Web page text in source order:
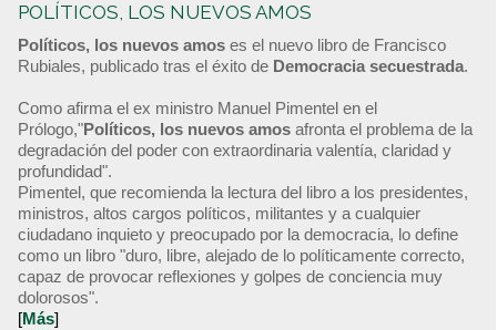
POLÍTICOS, LOS NUEVOS AMOS
Políticos, los nuevos amos es el nuevo libro de Francisco
Rubiales, publicado tras el éxito de Democracia secuestrada.
Como afirma el ex ministro Manuel Pimentel en el
Prólogo,"Políticos, los nuevos amos afronta el problema de la
degradación del poder con extraordinaria valentía, claridad y
profundidad".
Pimentel, que recomienda la lectura del libro a los presidentes,
ministros, altos cargos políticos, militantes y a cualquier
ciudadano inquieto y preocupado por la democracia, lo define
como un libro "duro, libre, alejado de lo políticamente correcto,
capaz de provocar reflexiones y golpes de conciencia muy
dolorosos".
[Más]